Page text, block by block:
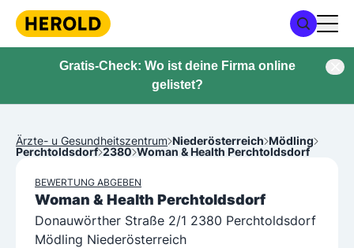
Gratis-Check: Wo ist deine Firma online
gelistet?
Ärzte- u Gesundheitszentrum Niederösterreich Mödling
Perchtoldsdorf 2380 Woman & Health Perchtoldsdorf
BEWERTUNG ABGEBEN
Woman & Health Perchtoldsdorf
Donauwörther Straße 2/1 2380 Perchtoldsdorf
Mödling Niederösterreich